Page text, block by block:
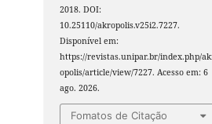
2018. DOI:
10.25110/akropolis.v25i2.7227.
Disponível em:
https://revistas.unipar.br/index.php/
opolis/article/view/7227. Acesso em: 6
ago. 2026.
Fomatos de Citação